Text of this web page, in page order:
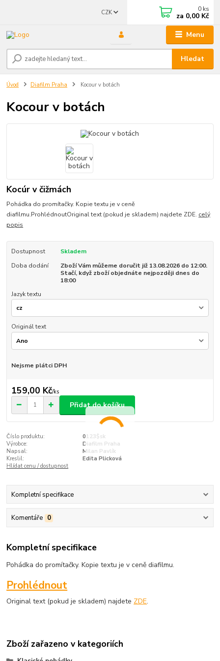
Menu
CZK
Hledat
0 ks
za 0,00 Kč
Úvod Diafilm Praha Kocour v botách
Kocour v botách
Kocúr v čižmách
Pohádka do promítačky. Kopie textu je v ceně
diafilmu.ProhlédnoutOriginal text (pokud je skladem) najdete ZDE. celý
popis
Dostupnost
Skladem
Doba dodání
Zboží Vám můžeme doručit již 13.08.2026 do 12:00.
Stačí, když zboží objednáte nejpozději dnes do
18:00
Jazyk textu
Originál text
Nejsme plátci DPH
159,00 Kč/ks
Přidat do košíku
Číslo produktu:
0123$sk
Výrobce:
Diafilm Praha
Napsal:
Milan Pavlík
Kreslil:
Edita Plicková
Hlídat cenu / dostupnost
Kompletní specifikace
Komentáře 0
Kompletní specifikace
Pohádka do promítačky. Kopie textu je v ceně diafilmu.
Prohlédnout
Original text (pokud je skladem) najdete ZDE.
Zboží zařazeno v kategoriích